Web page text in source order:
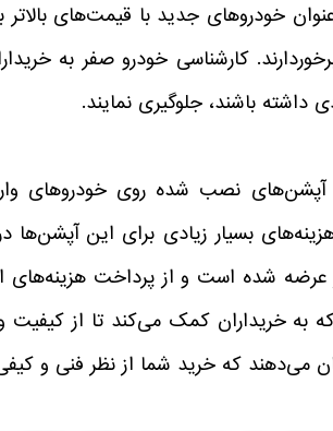
عنوان خودروهای جدید با قیمت‌های
کارشناسی خودرو صفر به
باشند، جلوگیری نمایند.
آپشن‌های نصب شده روی خودروهای
بسیار زیادی برای این آپشن‌ها
شده است و از پرداخت هزینه‌های
به خریداران کمک می‌کند تا از
می‌دهند که خرید شما از نظر فنی و